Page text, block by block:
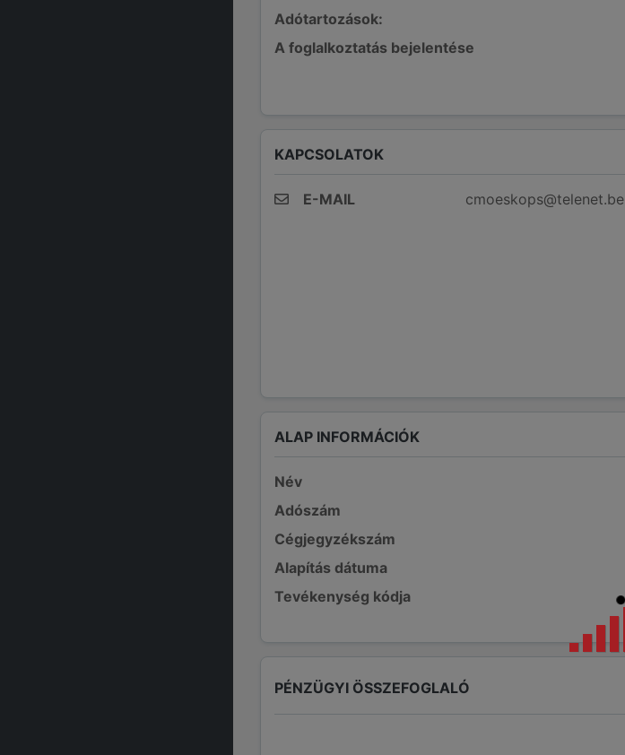
Adótartozások:
A foglalkoztatás bejelentése
KAPCSOLATOK
E-MAIL cmoeskops@telenet.be
ALAP INFORMÁCIÓK
Név
Adószám
Cégjegyzékszám
Alapítás dátuma
Tevékenység kódja
PÉNZÜGYI ÖSSZEFOGLALÓ